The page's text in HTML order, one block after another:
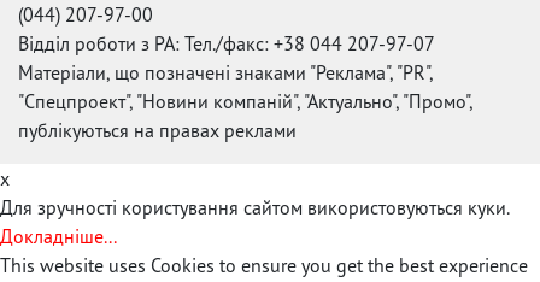
(044) 207-97-00
Відділ роботи з РА: Тел./факс: +38 044 207-97-07
Матеріали, що позначені знаками "Реклама", "PR",
"Спецпроект", "Новини компаній", "Актуально", "Промо",
публікуються на правах реклами
x
Для зручності користування сайтом використовуються куки.
Докладніше...
This website uses Cookies to ensure you get the best experience